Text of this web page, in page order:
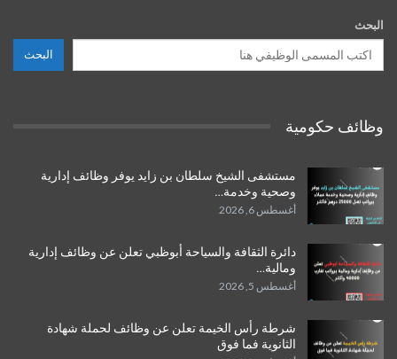
البحث
البحث
وظائف حكومية
مستشفى الشيخ سلطان بن زايد يوفر وظائف إدارية
وصحية وخدمة…
أغسطس 6, 2026
دائرة الثقافة والسياحة أبوظبي تعلن عن وظائف إدارية
ومالية…
أغسطس 5, 2026
شرطة رأس الخيمة تعلن عن وظائف لحملة شهادة
الثانوية فما فوق